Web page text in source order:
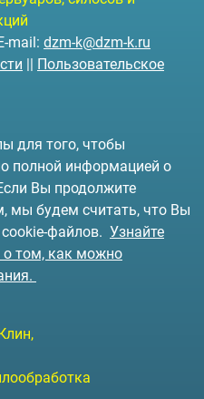
mail: dzm-k@dzm-k.ru
|| Пользовательское
для того, чтобы
полной информацией о
Вы продолжите
мы будем считать, что Вы
файлов. Узнайте
о том, как можно
,